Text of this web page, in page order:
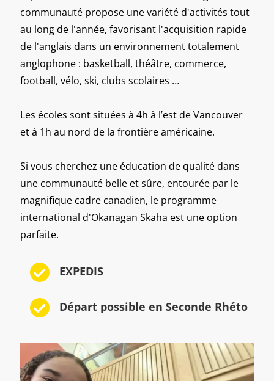
communauté propose une variété d'activités tout
au long de l'année, favorisant l'acquisition rapide
de l'anglais dans un environnement totalement
anglophone : basketball, théâtre, commerce,
football, vélo, ski, clubs scolaires …
Les écoles sont situées à 4h à l’est de Vancouver
et à 1h au nord de la frontière américaine.
Si vous cherchez une éducation de qualité dans
une communauté belle et sûre, entourée par le
magnifique cadre canadien, le programme
international d'Okanagan Skaha est une option
parfaite.
EXPEDIS
Départ possible en Seconde Rhéto